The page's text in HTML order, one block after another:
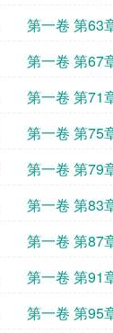
姐夫吗
第一卷 第63
第一卷 第67
第一卷 第71
第一卷 第75
第一卷 第79
第一卷 第83
第一卷 第87
个媳妇
第一卷 第91
买我该买的
第一卷 第95